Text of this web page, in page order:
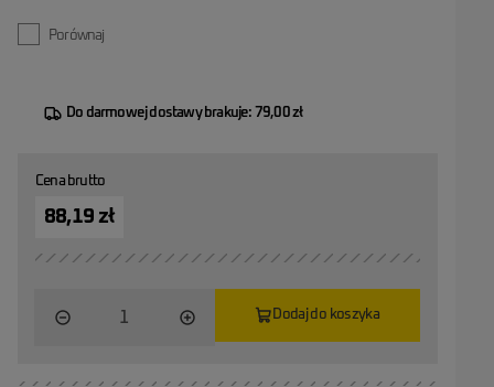
Porównaj
Do darmowej dostawy brakuje: 79,00 zł
Cena brutto
88,19 zł
Dodaj do koszyka